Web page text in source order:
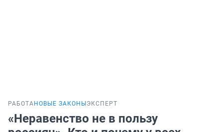
РАБОТА НОВЫЕ ЗАКОНЫ ЭКСПЕРТ
«Неравенство не в пользу